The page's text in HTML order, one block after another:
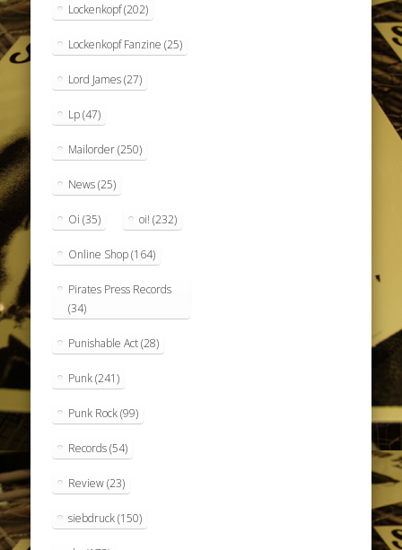
Lockenkopf(202)
Lockenkopf Fanzine (25)
Lord James(27)
Lp(47)
Mailorder(250)
News(25)
Oi (35) oi! (232)
Online Shop(164)
Pirates Press Records
(34)
Punishable Act(28)
Punk(241)
Punk Rock(99)
Records(54)
Review(23)
siebdruck(150)